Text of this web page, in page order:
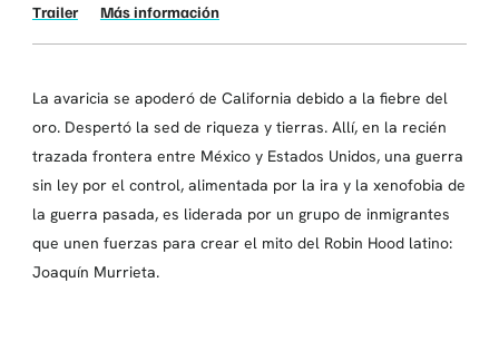
Trailer Más información
La avaricia se apoderó de California debido a la fiebre del
oro. Despertó la sed de riqueza y tierras. Allí, en la recién
trazada frontera entre México y Estados Unidos, una guerra
sin ley por el control, alimentada por la ira y la xenofobia de
la guerra pasada, es liderada por un grupo de inmigrantes
que unen fuerzas para crear el mito del Robin Hood latino:
Joaquín Murrieta.